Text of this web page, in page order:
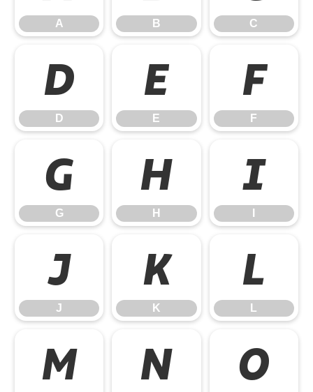
A B C
D
D
E
E
F
F
G
G
H
H
I
J
J
K
K
L
L
M N O